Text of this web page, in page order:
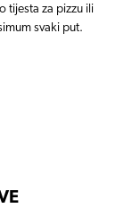
tijesta za pizzu ili
svaki put.